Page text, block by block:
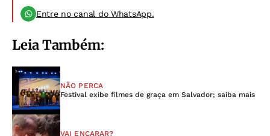
Entre no canal do WhatsApp.
Leia Também:
NÃO PERCA
Festival exibe filmes de graça em Salvador; saiba mais
VAI ENCARAR?